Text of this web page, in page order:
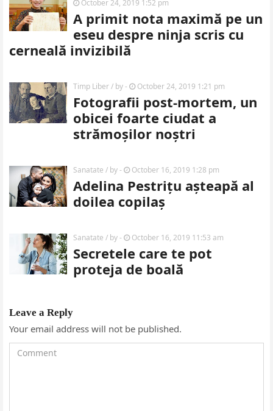
October 24, 2019 1:52 pm
A primit nota maximă pe un
eseu despre ninja scris cu
cerneală invizibilă
Timp Liber/ by- October 24, 2019 1:21 pm
Fotografii post-mortem, un
obicei foarte ciudat a
strămoșilor noștri
Sanatate / by- October 16, 2019 1:28 pm
Adelina Pestrițu așteapă al
doilea copilaș
Sanatate / by- October 16, 2019 11:53 am
Secretele care te pot
proteja de boală
Leave a Reply
Your email address will not be published.